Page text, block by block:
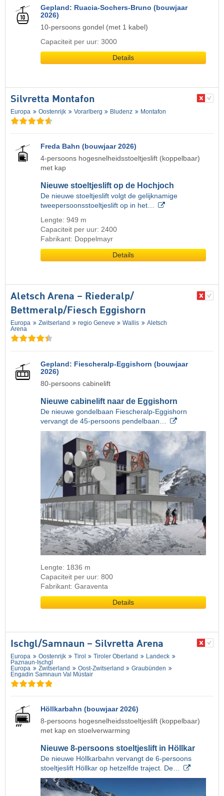
Gepland: Ruacia-Sochers-Bruno (bouwjaar
2026)
10-persoons gondel (met 1 kabel)
Capaciteit per uur: 3000
Details
Silvretta Montafon
Europa Oostenrijk Vorarlberg Bludenz Montafon
Freda Bahn (bouwjaar 2026)
4-persoons hogesnelheidsstoeltjeslift (koppelbaar)
met kap
Nieuwe stoeltjeslift op de Hochjoch
De nieuwe stoeltjeslift volgt de gelijknamige
tweepersoonsstoeltjeslift op in het…
Lengte: 949 m
Capaciteit per uur: 2400
Fabrikant: Doppelmayr
Details
Aletsch Arena – Riederalp/​
Bettmeralp/​Fiesch Eggishorn
Europa Zwitserland regio Geneve Wallis
Aletsch
Arena
Gepland: Fiescheralp-Eggishorn (bouwjaar
2026)
80-persoons cabinelift
Nieuwe cabinelift naar de Eggishorn
De nieuwe gondelbaan Fiescheralp-Eggishorn
vervangt de 45-persoons pendelbaan…
Lengte: 1836 m
Capaciteit per uur: 800
Fabrikant: Garaventa
Details
Ischgl/​Samnaun – Silvretta Arena
Europa Oostenrijk Tirol Tiroler Oberland
Landeck
Paznaun-Ischgl
Europa
Zwitserland Oost-Zwitserland
Graubünden
Engadin Samnaun Val Müstair
Höllkarbahn (bouwjaar 2026)
8-persoons hogesnelheidsstoeltjeslift (koppelbaar)
met kap en stoelverwarming
Nieuwe 8-persoons stoeltjeslift in Höllkar
De nieuwe Höllkarbahn vervangt de 6-persoons
stoeltjeslift Höllkar op hetzelfde traject. De…